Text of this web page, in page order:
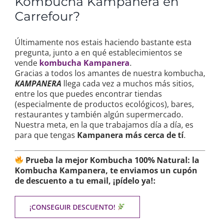
Carrefour?
Últimamente nos estais haciendo bastante esta
pregunta, junto a en qué establecimientos se
vende kombucha Kampanera.
Gracias a todos los amantes de nuestra kombucha,
KAMPANERA llega cada vez a muchos más sitios,
entre los que puedes encontrar tiendas
(especialmente de productos ecológicos), bares,
restaurantes y también algún supermercado.
Nuestra meta, en la que trabajamos día a día, es
para que tengas Kampanera más cerca de tí.
Prueba la mejor Kombucha 100% Natural: la
Kombucha Kampanera, te enviamos un cupón
de descuento a tu email, ¡pídelo ya!:
¡CONSEGUIR DESCUENTO!